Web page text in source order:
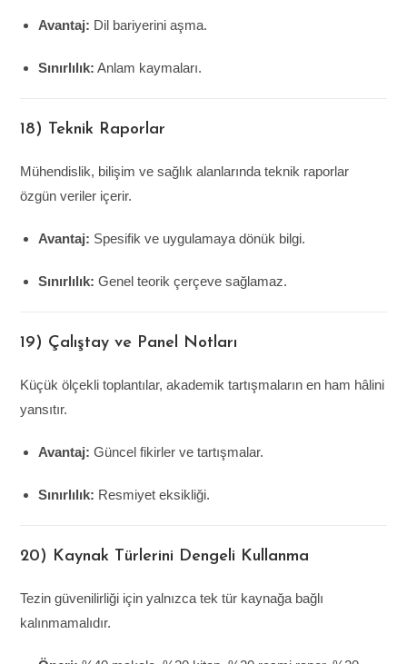
Avantaj: Dil bariyerini aşma.
Sınırlılık: Anlam kaymaları.
18) Teknik Raporlar
Mühendislik, bilişim ve sağlık alanlarında teknik raporlar
özgün veriler içerir.
Avantaj: Spesifik ve uygulamaya dönük bilgi.
Sınırlılık: Genel teorik çerçeve sağlamaz.
19) Çalıştay ve Panel Notları
Küçük ölçekli toplantılar, akademik tartışmaların en ham hâlini
yansıtır.
Avantaj: Güncel fikirler ve tartışmalar.
Sınırlılık: Resmiyet eksikliği.
20) Kaynak Türlerini Dengeli Kullanma
Tezin güvenilirliği için yalnızca tek tür kaynağa bağlı
kalınmamalıdır.